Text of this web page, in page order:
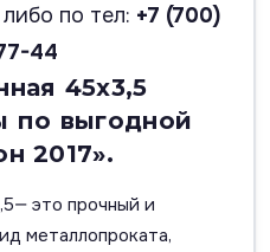
либо по тел: +7 (700)
44
45х3,5
по выгодной
2017».
это прочный и
металлопроката,